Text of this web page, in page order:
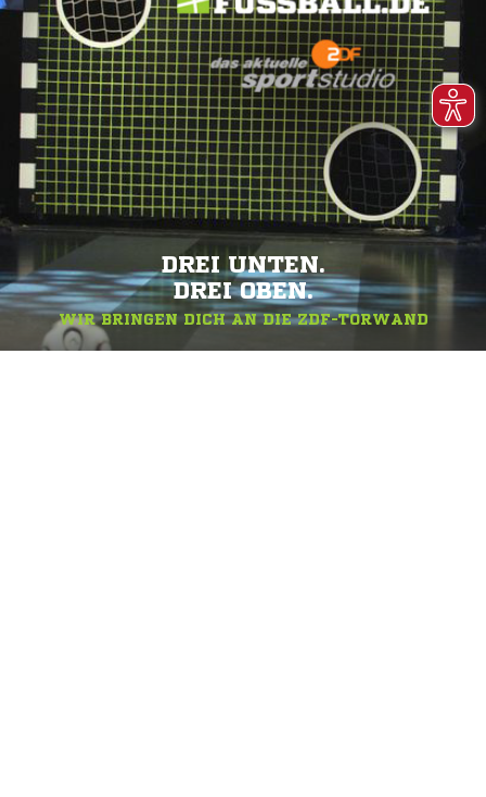
DREI UNTEN.
DREI OBEN.
WIR BRINGEN DICH AN DIE ZDF-TORWAND